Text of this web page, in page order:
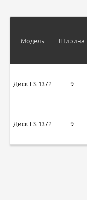
Модель Ширина
Диск LS 1372 9
Диск LS 1372 9